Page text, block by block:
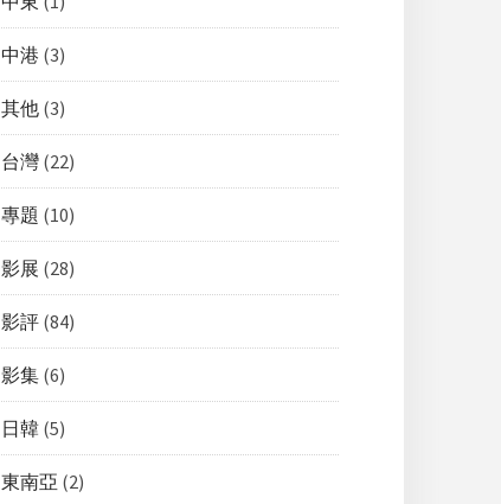
中港 (3)
其他 (3)
台灣 (22)
專題 (10)
影展 (28)
影評 (84)
影集 (6)
日韓 (5)
東南亞 (2)